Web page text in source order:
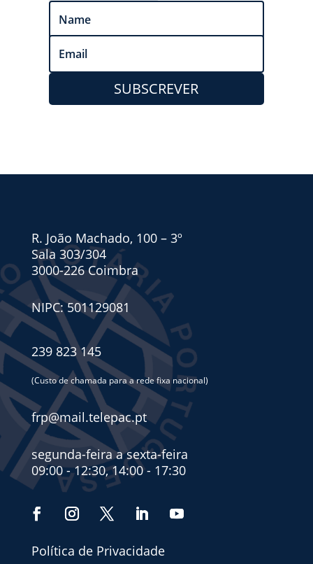
SUBSCREVER
R. João Machado, 100 – 3º
Sala 303/304
3000-226 Coimbra
NIPC: 501129081
239 823 145
(Custo de chamada para a rede fixa nacional)
frp@mail.telepac.pt
segunda-feira a sexta-feira
09:00 - 12:30, 14:00 - 17:30
Política de Privacidade